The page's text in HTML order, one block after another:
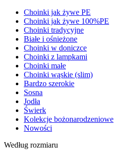
Choinki jak żywe PE
Choinki jak żywe 100%PE
Choinki tradycyjne
Białe i ośnieżone
Choinki w doniczce
Choinki z lampkami
Choinki małe
Choinki wąskie (slim)
Bardzo szerokie
Sosna
Jodła
Świerk
Kolekcje bożonarodzeniowe
Nowości
Według rozmiaru